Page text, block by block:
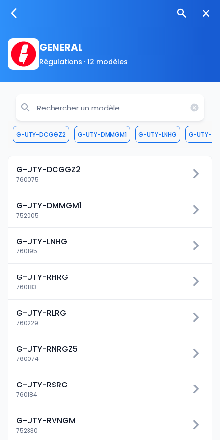
GENERAL
Régulations · 12 modèles
G-UTY-DCGGZ2 G-UTY-DMMGM1 G-UTY-LNHG G-UTY-
G-UTY-DCGGZ2
760075
G-UTY-DMMGM1
752005
G-UTY-LNHG
760195
G-UTY-RHRG
760183
G-UTY-RLRG
760229
G-UTY-RNRGZ5
760074
G-UTY-RSRG
760184
G-UTY-RVNGM
752330